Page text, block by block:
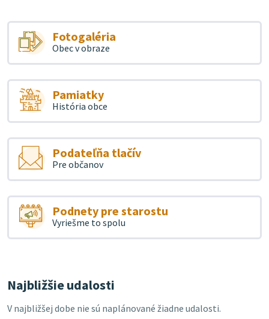
Fotogaléria
Obec v obraze
Pamiatky
História obce
Podateľňa tlačív
Pre občanov
Podnety pre starostu
Vyriešme to spolu
Najbližšie udalosti
V najbližšej dobe nie sú naplánované žiadne udalosti.